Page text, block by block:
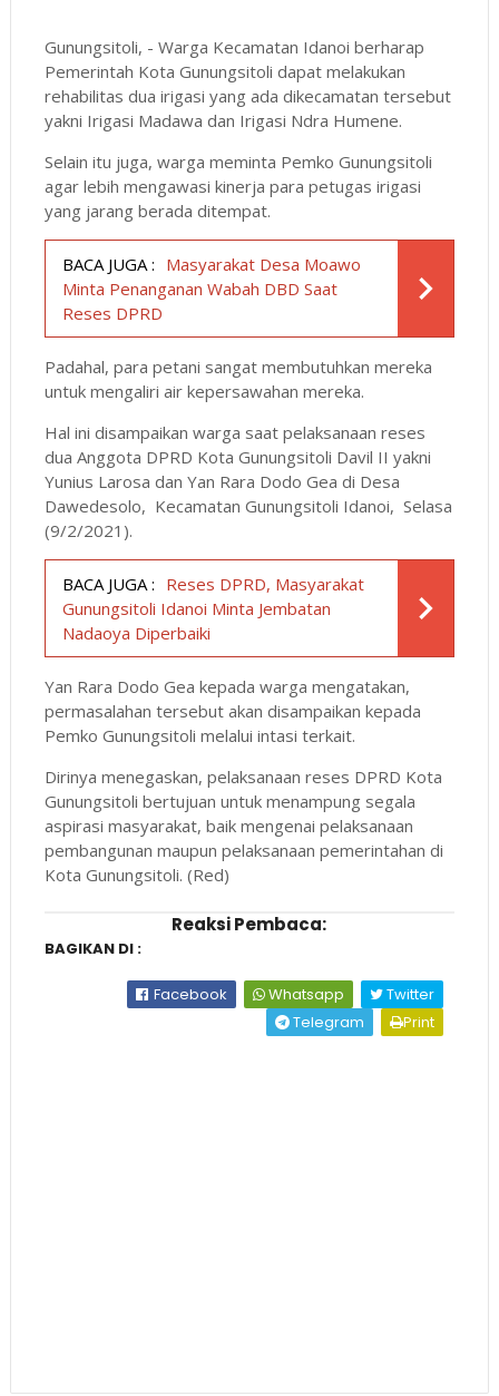
Gunungsitoli, - Warga Kecamatan Idanoi berharap
Pemerintah Kota Gunungsitoli dapat melakukan
rehabilitas dua irigasi yang ada dikecamatan tersebut
yakni Irigasi Madawa dan Irigasi Ndra Humene.
Selain itu juga, warga meminta Pemko Gunungsitoli
agar lebih mengawasi kinerja para petugas irigasi
yang jarang berada ditempat.
BACA JUGA : Masyarakat Desa Moawo
Minta Penanganan Wabah DBD Saat
Reses DPRD
Padahal, para petani sangat membutuhkan mereka
untuk mengaliri air kepersawahan mereka.
Hal ini disampaikan warga saat pelaksanaan reses
dua Anggota DPRD Kota Gunungsitoli Davil II yakni
Yunius Larosa dan Yan Rara Dodo Gea di Desa
Dawedesolo, Kecamatan Gunungsitoli Idanoi, Selasa
(9/2/2021).
BACA JUGA : Reses DPRD, Masyarakat
Gunungsitoli Idanoi Minta Jembatan
Nadaoya Diperbaiki
Yan Rara Dodo Gea kepada warga mengatakan,
permasalahan tersebut akan disampaikan kepada
Pemko Gunungsitoli melalui intasi terkait.
Dirinya menegaskan, pelaksanaan reses DPRD Kota
Gunungsitoli bertujuan untuk menampung segala
aspirasi masyarakat, baik mengenai pelaksanaan
pembangunan maupun pelaksanaan pemerintahan di
Kota Gunungsitoli. (Red)
Reaksi Pembaca:
BAGIKAN DI :
Facebook Whatsapp
Twitter
Telegram
Print